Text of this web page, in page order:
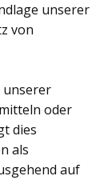
unserer
von
unserer
oder
dies
als
auf